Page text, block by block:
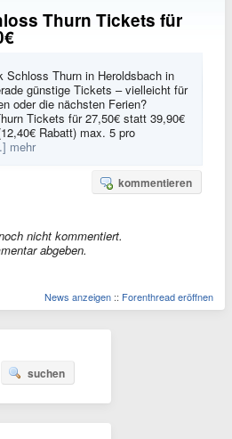
Thurn Tickets für
Schloss Thurn in Heroldsbach in
günstige Tickets – vielleicht für
oder die nächsten Ferien?
Tickets für 27,50€ statt 39,90€
Rabatt) max. 5 pro
mehr
kommentieren
nicht kommentiert.
abgeben.
News anzeigen :: Forenthread eröffnen
suchen